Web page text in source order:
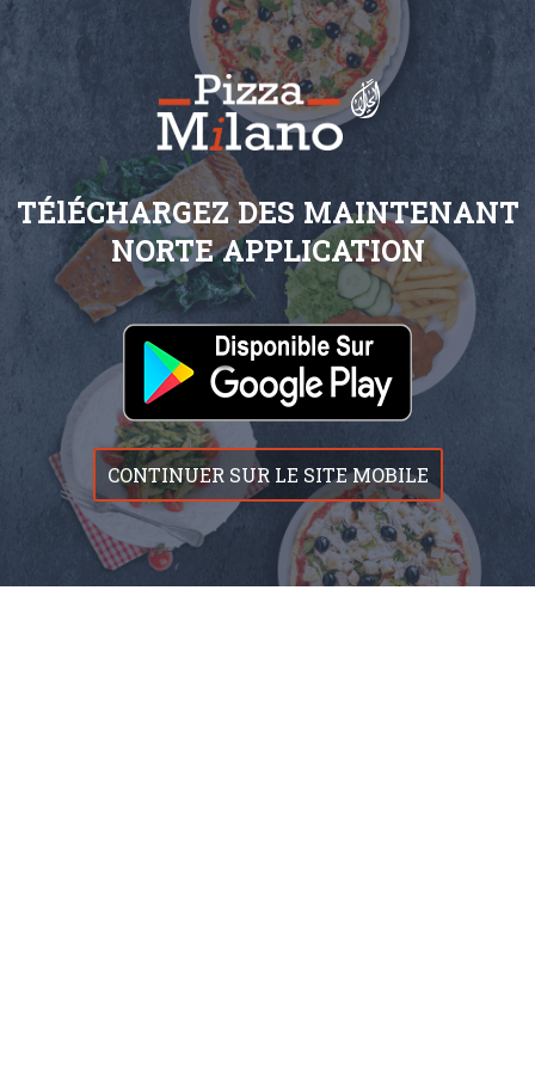
TÉlÉCHARGEZ DES MAINTENANT
NORTE APPLICATION
CONTINUER SUR LE SITE MOBILE